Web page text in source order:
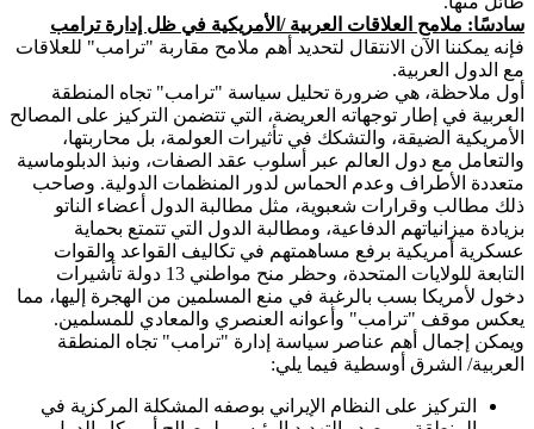
سادسًا: ملامح العلاقات العربية /الأمريكية في ظل إدارة ترامب
فإنه يمكننا الآن الانتقال لتحديد أهم ملامح مقاربة "ترامب" للعلاقات
مع الدول العربية.
أول ملاحظة، هي ضرورة تحليل سياسة "ترامب" تجاه المنطقة
العربية في إطار توجهاته العريضة، التي تتضمن التركيز على المصالح
الأمريكية الضيقة، والتشكك في تأثيرات العولمة، بل محاربتها،
والتعامل مع دول العالم عبر أسلوب عقد الصفات، ونبذ الدبلوماسية
متعددة الأطراف وعدم الحماس لدور المنظمات الدولية. وصاحب
ذلك مطالب وقرارات شعبوية، مثل مطالبة الدول أعضاء الناتو
بزيادة ميزانياتهم الدفاعية، ومطالبة الدول التي تتمتع بحماية
عسكرية أمريكية برفع مساهمتهم في تكاليف القواعد والقوات
التابعة للولايات المتحدة، وحظر منح مواطني 13 دولة تأشيرات
دخول لأمريكا بسب بالرغبة في منع المسلمين من الهجرة إليها، مما
يعكس موقف "ترامب" وأعوانه العنصري والمعادي للمسلمين.
ويمكن إجمال أهم عناصر سياسة إدارة "ترامب" تجاه المنطقة
العربية/ الشرق أوسطية فيما يلي:
التركيز على النظام الإيراني بوصفه المشكلة المركزية في